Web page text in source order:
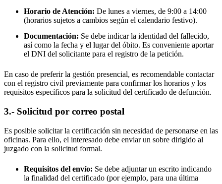
Horario de Atención: De lunes a viernes, de 9:00 a 14:00
(horarios sujetos a cambios según el calendario festivo).
Documentación: Se debe indicar la identidad del fallecido,
así como la fecha y el lugar del óbito. Es conveniente aportar
el DNI del solicitante para el registro de la petición.
En caso de preferir la gestión presencial, es recomendable contactar
con el registro civil previamente para confirmar los horarios y los
requisitos específicos para la solicitud del certificado de defunción.
3.- Solicitud por correo postal
Es posible solicitar la certificación sin necesidad de personarse en las
oficinas. Para ello, el interesado debe enviar un sobre dirigido al
juzgado con la solicitud formal.
Requisitos del envío: Se debe adjuntar un escrito indicando
la finalidad del certificado (por ejemplo, para una última